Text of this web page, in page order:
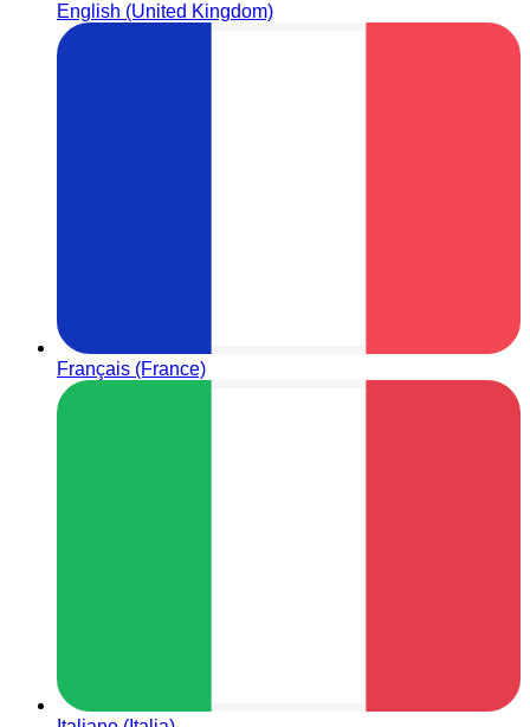
English (United Kingdom)
Français (France)